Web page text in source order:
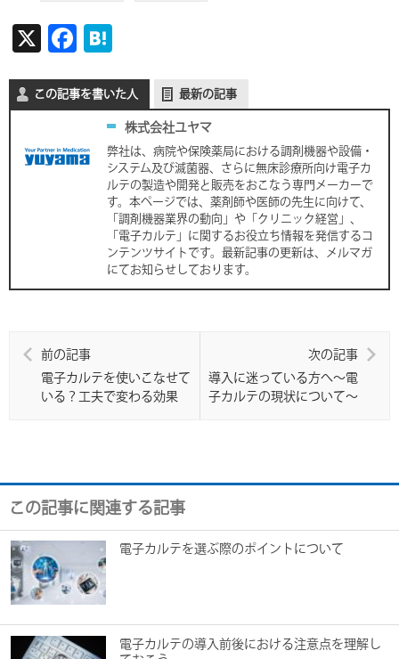
X
F
e
o
e
n
a
この記事を書いた人 最新の記事
株式会社ユヤマ
弊社は、病院や保険薬局における調剤機器や設備・
システム及び滅菌器、さらに無床診療所向け電子カ
ルテの製造や開発と販売をおこなう専門メーカーで
す。本ページでは、薬剤師や医師の先生に向けて、
「調剤機器業界の動向」や「クリニック経営」、
「電子カルテ」に関するお役立ち情報を発信するコ
ンテンツサイトです。最新記事の更新は、メルマガ
にてお知らせしております。
前の記事
電子カルテを使いこなせて
いる？工夫で変わる効果
次の記事
導入に迷っている方へ～電
子カルテの現状について～
この記事に関連する記事
電子カルテを選ぶ際のポイントについて
電子カルテの導入前後における注意点を理解し